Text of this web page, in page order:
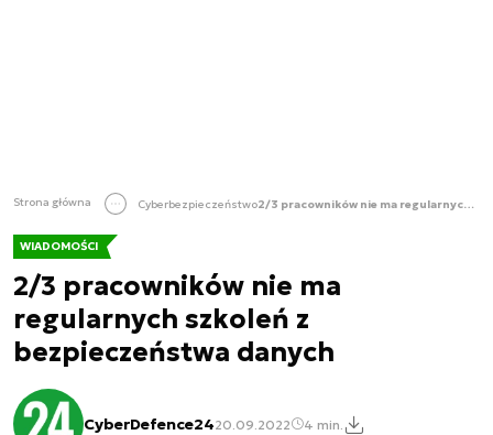
Strona główna Cyberbezpieczeństwo 2/3 pracowników nie ma regularnych szkoleń z bezpieczeństwa danych
WIADOMOŚCI
2/3 pracowników nie ma
regularnych szkoleń z
bezpieczeństwa danych
CyberDefence2420.09.2022 4 min.